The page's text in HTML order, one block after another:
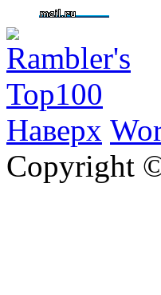
Наверх
Copyright